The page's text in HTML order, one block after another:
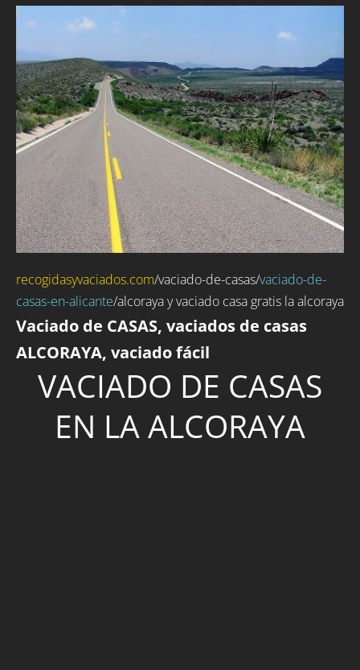
recogidasyvaciados.com/vaciado-de-casas/vaciado-de-
casas-en-alicante/alcoraya y vaciado casa gratis la alcoraya
Vaciado de CASAS, vaciados de casas
ALCORAYA, vaciado fácil
VACIADO DE CASAS
EN LA ALCORAYA